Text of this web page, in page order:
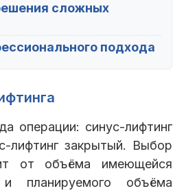
сложных
подхода
операции: синус-лифтинг
лифтинг закрытый. Выбор
от объёма имеющейся
планируемого объёма